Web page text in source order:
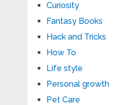
Curiosity
Fantasy Books
Hack and Tricks
How To
Life style
Personal growth
Pet Care